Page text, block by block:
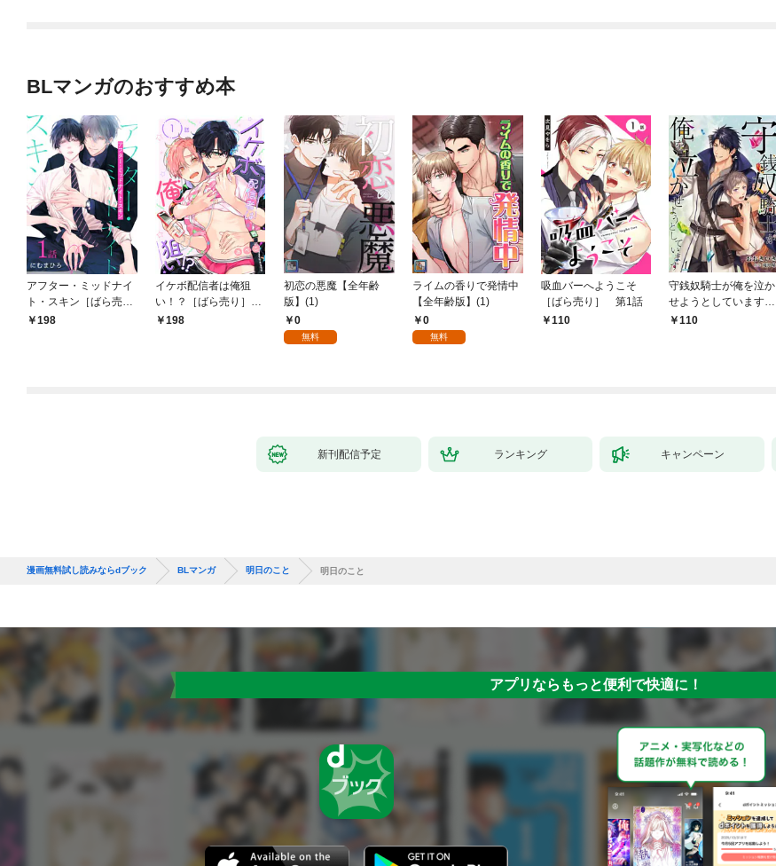
BLマンガのおすすめ本
アフター・ミッドナイ
ト・スキン［ばら売
り］ 第1話
198
イケボ配信者は俺狙
い！？［ばら売り］
第1話
198
初恋の悪魔【全年齢
版】(1)
0
無料
ライムの香りで発情中
【全年齢版】(1)
0
無料
吸血バーへようこそ
［ばら売り］ 第1話
110
守銭奴騎士が俺を泣か
せようとしています
【単話】 1
110
新刊配信予定 ランキング キャンペーン
漫画無料試し読みならdブック BLマンガ 明日のこと 明日のこと
アプリならもっと便利で快適に！